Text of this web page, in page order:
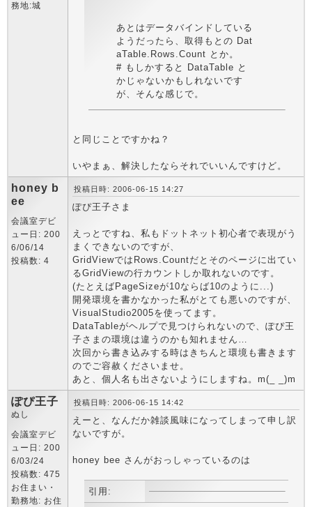
務地:城
あとはデータバインドしている
ようだったら、取得もとの Dat
aTable.Rows.Count とか。
# もしかすると DataTable と
かじゃないかもしれないです
が、そんな感じで。
と同じことですかね？
いやまぁ、解決したならそれでいいんですけど。
honey b
ee
会議室デビ
ュー日: 200
6/06/14
投稿数: 4
投稿日時: 2006-06-15 14:27
ぽぴ王子さま
えっとですね、私もドットネット初心者で表現がう
まくできないのですが、
GridViewではRows.Countだとそのページに出てい
るGridViewの行カウントしか取れないのです。
(たとえばPageSizeが10ならば10のように...)
開発環境を書かなかった私がとても悪いのですが、
VisualStudio2005を使ってます。
DataTableがヘルプで見つけられないので、ぽぴ王
子さまの環境は違うのかも知れません…
次回から書き込みする時はきちんと環境も書きます
のでご容赦くださいませ。
あと、個人名も出さないようにしますね。m(_ _)m
ぽぴ王子
ぬし
会議室デビ
ュー日: 200
6/03/24
投稿数: 475
お住まい・
勤務地: お住
投稿日時: 2006-06-15 14:42
えーと、なんだか雑談風味になってしまって申し訳
ないですが。
honey bee さんがおっしゃっているのは
引用: